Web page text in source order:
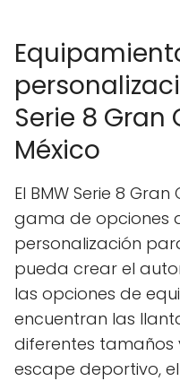
Serie 8 Gran
México
El BMW Serie 8
gama de opciones
personalización
pueda crear el
las opciones de
encuentran las
diferentes tamaños
escape deportivo,